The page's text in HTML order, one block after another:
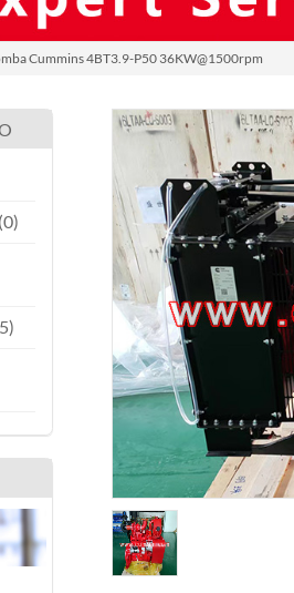
Cummins 4BT3.9-P50 36KW@1500rpm
(0)